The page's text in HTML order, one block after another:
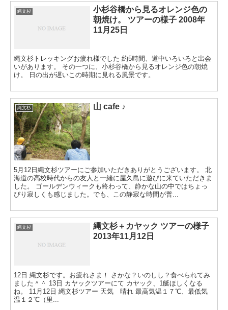
縄文杉
小杉谷橋から見るオレンジ色の
朝焼け。 ツアーの様子 2008年
11月25日
縄文杉トレッキングお疲れ様でした 約5時間、道中いろいろと出会
いがあります。 その一つに、小杉谷橋から見るオレンジ色の朝焼
け。 日の出が遅いこの時期に見れる風景です。
縄文杉 山 cafe ♪
5月12日縄文杉ツアーにご参加いただきありがとうございます。 北
海道の高校時代からの友人と一緒に屋久島に遊びに来ていただきま
した。 ゴールデンウィークも終わって、静かな山の中ではちょっ
ぴり寂しくも感じました。でも、この静寂な時間が普...
縄文杉
縄文杉＋カヤック ツアーの様子
2013年11月12日
12日 縄文杉です。お疲れさま！ さかな？いのしし？食べられてみ
ました＾＾ 13日 カヤックツアーにて カヤック、1艇ほしくなる
ね。 11月12日 縄文杉ツアー 天気 晴れ 最高気温１７℃、最低気
温１２℃（里...